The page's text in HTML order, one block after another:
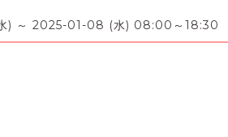
) ～ 2025-01-08 (水) 08:00～18:30